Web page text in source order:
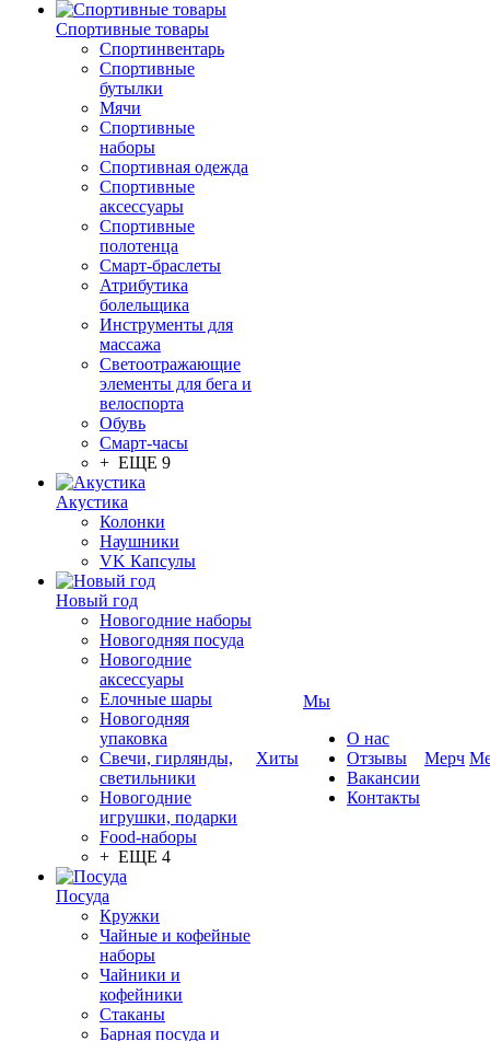
Спортивные товары
Спортинвентарь
Спортивные
бутылки
Мячи
Спортивные
наборы
Спортивная одежда
Спортивные
аксессуары
Спортивные
полотенца
Смарт-браслеты
Атрибутика
болельщика
Инструменты для
массажа
Светоотражающие
элементы для бега и
велоспорта
Обувь
Смарт-часы
+ ЕЩЕ 9
Акустика
Колонки
Наушники
VK Капсулы
Новый год
Новогодние наборы
Новогодняя посуда
Новогодние
аксессуары
Елочные шары
Новогодняя
упаковка
Свечи, гирлянды,
светильники
Новогодние
игрушки, подарки
Food-наборы
+ ЕЩЕ 4
Посуда
Кружки
Чайные и кофейные
наборы
Чайники и
кофейники
Стаканы
Барная посуда и
Хиты
Мы
О нас
Отзывы
Вакансии
Контакты
Мерч